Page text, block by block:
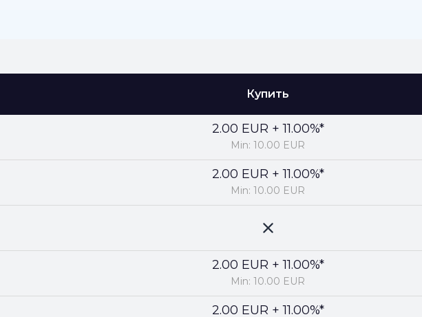
Купить
2.00 EUR + 11.00%*
Min: 10.00 EUR
2.00 EUR + 11.00%*
Min: 10.00 EUR
2.00 EUR + 11.00%*
Min: 10.00 EUR
2.00 EUR + 11.00%*